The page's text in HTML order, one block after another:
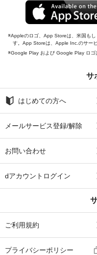
Appleのロゴ、App Storeは、米国も
す。App Storeは、Apple Inc.のサービ
Google Play および Google Play ロゴ
サ
はじめての方へ
メールサービス登録/解除
お問い合わせ
dアカウントログイン
ご利用規約
プライバシーポリシー